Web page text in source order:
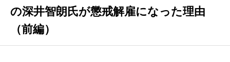
の深井智朗氏が懲戒解雇になった理由
（前編）